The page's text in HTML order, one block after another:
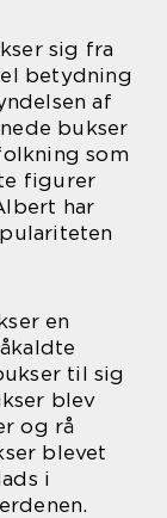
sig fra
betydning
af
bukser
som
figurer
har
en
til sig
blev
og rå
blevet
i